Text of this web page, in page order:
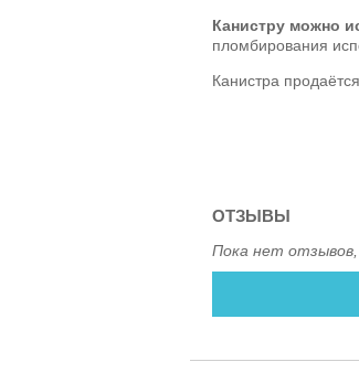
Канистру можно
пломбирования
Канистра
ОТЗЫВЫ
Пока нет